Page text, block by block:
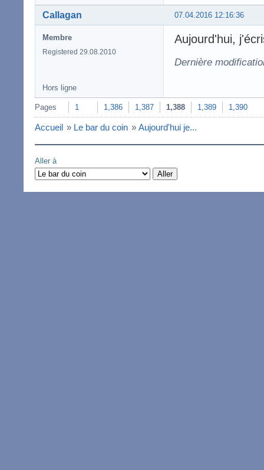
07.04.2016 12:16:36
Callagan
Membre
Registered 29.08.2010
Aujourd'hui,
Dernière
Hors ligne
Pages 1 1,386 1,387 1,388 1,389 1,390
Accueil » Le bar du coin » Aujourd'hui je...
Aller à